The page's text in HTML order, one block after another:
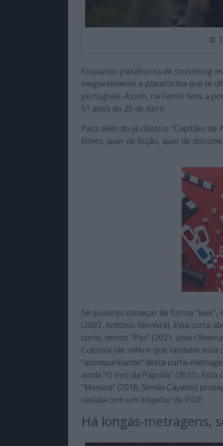
©
Enquanto plataforma de streaming
inegavelmente a plataforma que te
português. Assim, na FilmIn tens a
51 anos do 25 de Abril.
Para além do já clássico “Capitães
filmes, quer de ficção, quer de
Se quiseres começar de forma
(2007, António Ferreira). Esta curta
curto, temos “Paz” (2021, José
Colonial (de referir que também está
“acompanhante” desta curta-
ainda “O Voo da Papoila” (2011).
“Menina” (2016, Simão Cayatte)
casada com um inspetor da PIDE.
Há longas-metragens,